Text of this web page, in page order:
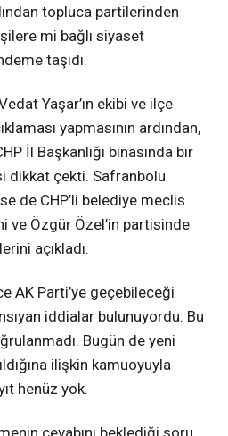
topluca partilerinden
mi bağlı siyaset
taşıdı.
Yaşar’ın ekibi ve ilçe
yapmasının ardından,
İl Başkanlığı binasında bir
dikkat çekti. Safranbolu
de CHP’li belediye meclis
ve Özgür Özel’in partisinde
açıkladı.
AK Parti’ye geçebileceği
iddialar bulunuyordu. Bu
Bugün de yeni
ilişkin kamuoyuyla
henüz yok.
cevabını beklediği soru